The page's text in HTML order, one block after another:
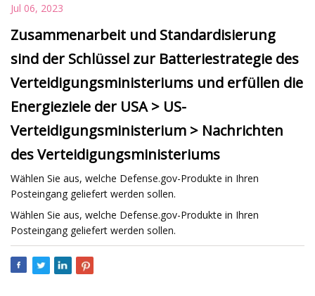
Jul 06, 2023
Zusammenarbeit und Standardisierung
sind der Schlüssel zur Batteriestrategie des
Verteidigungsministeriums und erfüllen die
Energieziele der USA > US-
Verteidigungsministerium > Nachrichten
des Verteidigungsministeriums
Wählen Sie aus, welche Defense.gov-Produkte in Ihren
Posteingang geliefert werden sollen.
Wählen Sie aus, welche Defense.gov-Produkte in Ihren
Posteingang geliefert werden sollen.